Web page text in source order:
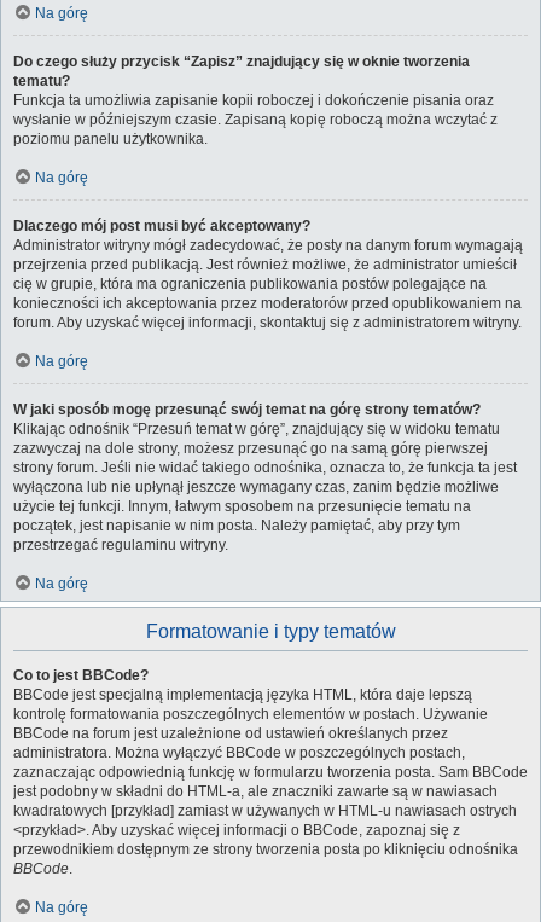
Na górę
Do czego służy przycisk “Zapisz” znajdujący się w oknie tworzenia
tematu?
Funkcja ta umożliwia zapisanie kopii roboczej i dokończenie pisania oraz
wysłanie w późniejszym czasie. Zapisaną kopię roboczą można wczytać z
poziomu panelu użytkownika.
Na górę
Dlaczego mój post musi być akceptowany?
Administrator witryny mógł zadecydować, że posty na danym forum wymagają
przejrzenia przed publikacją. Jest również możliwe, że administrator umieścił
cię w grupie, która ma ograniczenia publikowania postów polegające na
konieczności ich akceptowania przez moderatorów przed opublikowaniem na
forum. Aby uzyskać więcej informacji, skontaktuj się z administratorem witryny.
Na górę
W jaki sposób mogę przesunąć swój temat na górę strony tematów?
Klikając odnośnik “Przesuń temat w górę”, znajdujący się w widoku tematu
zazwyczaj na dole strony, możesz przesunąć go na samą górę pierwszej
strony forum. Jeśli nie widać takiego odnośnika, oznacza to, że funkcja ta jest
wyłączona lub nie upłynął jeszcze wymagany czas, zanim będzie możliwe
użycie tej funkcji. Innym, łatwym sposobem na przesunięcie tematu na
początek, jest napisanie w nim posta. Należy pamiętać, aby przy tym
przestrzegać regulaminu witryny.
Na górę
Formatowanie i typy tematów
Co to jest BBCode?
BBCode jest specjalną implementacją języka HTML, która daje lepszą
kontrolę formatowania poszczególnych elementów w postach. Używanie
BBCode na forum jest uzależnione od ustawień określanych przez
administratora. Można wyłączyć BBCode w poszczególnych postach,
zaznaczając odpowiednią funkcję w formularzu tworzenia posta. Sam BBCode
jest podobny w składni do HTML-a, ale znaczniki zawarte są w nawiasach
kwadratowych [przykład] zamiast w używanych w HTML-u nawiasach ostrych
<przykład>. Aby uzyskać więcej informacji o BBCode, zapoznaj się z
przewodnikiem dostępnym ze strony tworzenia posta po kliknięciu odnośnika
BBCode.
Na górę